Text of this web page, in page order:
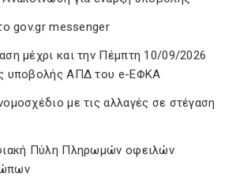
gov.gr messenger
μέχρι και την Πέμπτη 10/09/2026
υποβολής ΑΠΔ του e-ΕΦΚΑ
με τις αλλαγές σε στέγαση
Πύλη Πληρωμών οφειλών